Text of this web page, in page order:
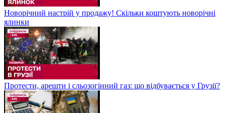
Новорічний настрій у продажу! Скільки коштують новорічні
ялинки
Протести, арешти і сльозогінний газ: що відбувається у Грузії?